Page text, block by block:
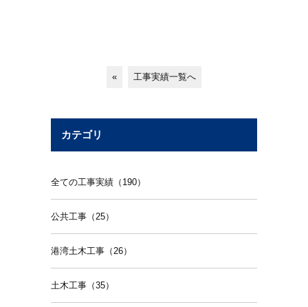
« 工事実績一覧へ
カテゴリ
全ての工事実績（190）
公共工事（25）
港湾土木工事（26）
土木工事（35）